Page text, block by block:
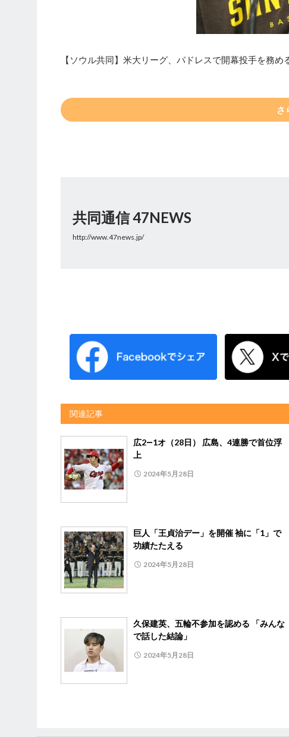
【ソウル共同】米大リーグ、パドレスで開幕投手を務
さ
共同通信 47NEWS
http://www.47news.jp/
関連記事
広2―1オ（28日） 広島、4連勝で首位浮
上
2024年5月28日
巨人「王貞治デー」を開催 袖に「1」で
功績たたえる
2024年5月28日
久保建英、五輪不参加を認める 「みんな
で話した結論」
2024年5月28日